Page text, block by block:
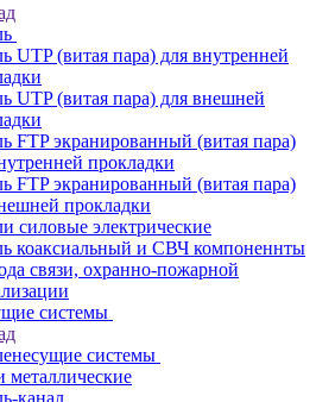
UTP (витая пара) для внутренней
UTP (витая пара) для внешней
FTP экранированный (витая пара)
прокладки
FTP экранированный (витая пара)
прокладки
силовые электрические
коаксиальный и СВЧ компоненнты
связи, охранно-пожарной
системы
системы
металлические
канал